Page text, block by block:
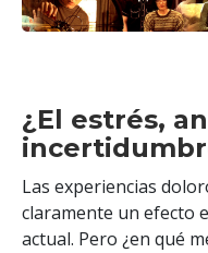
¿El estrés,
Las experiencias
claramente un efecto
actual. Pero ¿en qué